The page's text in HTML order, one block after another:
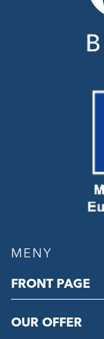
MENY
FRONT PAGE
OUR OFFER